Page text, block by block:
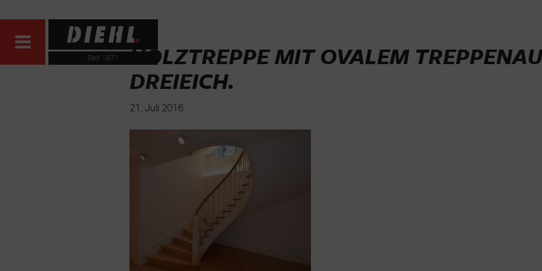
Seit 1971
HOLZTREPPE MIT OVALEM
DREIEICH.
21. Juli 2016